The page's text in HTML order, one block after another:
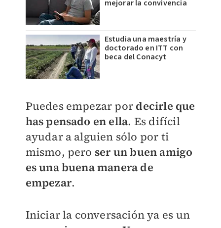
mejorar la convivencia
Estudia una maestría y
doctorado en ITT con
beca del Conacyt
Puedes empezar por decirle que
has pensado en ella. Es difícil
ayudar a alguien sólo por ti
mismo, pero ser un buen amigo
es una buena manera de
empezar.
Iniciar la conversación ya es un